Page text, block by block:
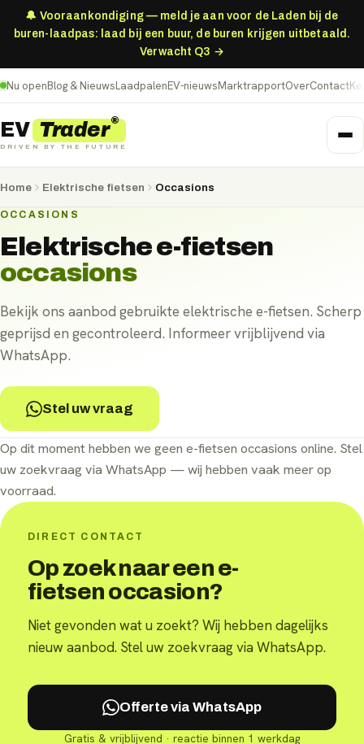
🔔 Vooraankondiging — meld je aan voor de Laden bij de
buren-laadpas: laad bij een buur, de buren krijgen uitbetaald.
Verwacht Q3 →
Nu openBlog & NieuwsLaadpalenEV-nieuwsMarktrapportOverContact
EV Trader®
DRIVEN BY THE FUTURE
Home Elektrische fietsen Occasions
OCCASIONS
Elektrischee-fietsen
occasions
Bekijk ons aanbod gebruikte elektrische e-fietsen. Scherp
geprijsd en gecontroleerd. Informeer vrijblijvend via
WhatsApp.
Stel uw vraag
Op dit moment hebben we geen e-fietsen occasions online. Stel
uw zoekvraag via WhatsApp — wij hebben vaak meer op
voorraad.
DIRECT CONTACT
Op zoek naar een e-
fietsen occasion?
Niet gevonden wat u zoekt? Wij hebben dagelijks
nieuw aanbod. Stel uw zoekvraag via WhatsApp.
Offerte via WhatsApp
Gratis & vrijblijvend · reactie binnen 1 werkdag